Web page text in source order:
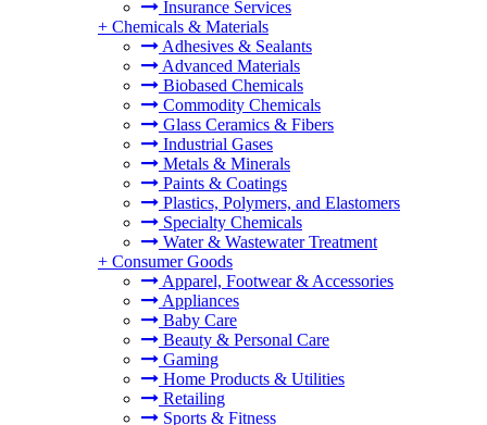
Insurance Services
+ Chemicals & Materials
Adhesives & Sealants
Advanced Materials
Biobased Chemicals
Commodity Chemicals
Glass Ceramics & Fibers
Industrial Gases
Metals & Minerals
Paints & Coatings
Plastics, Polymers, and Elastomers
Specialty Chemicals
Water & Wastewater Treatment
+ Consumer Goods
Apparel, Footwear & Accessories
Appliances
Baby Care
Beauty & Personal Care
Gaming
Home Products & Utilities
Retailing
Sports & Fitness